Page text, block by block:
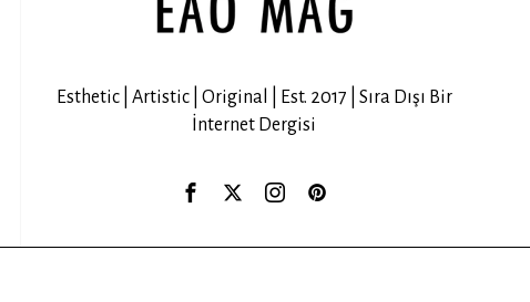
Esthetic | Artistic | Original | Est. 2017 | Sıra Dışı Bir
İnternet Dergisi